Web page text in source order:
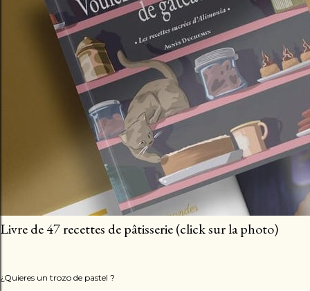
Livre de 47 recettes de pâtisserie (click sur la photo)
¿Quieres un trozo de pastel ?